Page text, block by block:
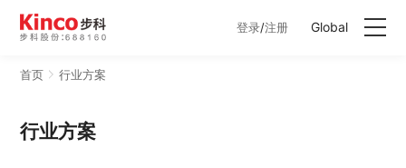
登录/注册 Global
首页 行业方案
行业方案